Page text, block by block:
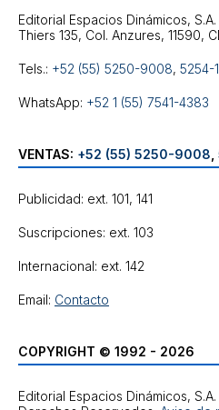
Editorial Espacios Dinámicos, S.A.
Tels.: +52 (55) 5250-9008, 5254-
WhatsApp: +52 1 (55) 7541-4383
VENTAS: +52 (55) 5250-9008
Publicidad: ext. 101, 141
Suscripciones: ext. 103
Internacional: ext. 142
Email: Contacto
COPYRIGHT © 1992 - 2026
Editorial Espacios Dinámicos, S.A.